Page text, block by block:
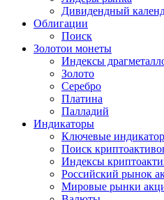
Дивидендный
Облигации
Поиск
Золотои монеты
Индексы
Золото
Серебро
Платина
Палладий
Индикаторы
Ключевые
Поиск
Индексы
Российский рынок
Мировые рынки